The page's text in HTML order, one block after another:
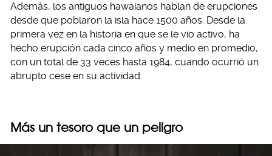
Además, los antiguos hawaianos hablan de erupciones
desde que poblaron la isla hace 1500 años. Desde la
primera vez en la historia en que se le vio activo, ha
hecho erupción cada cinco años y medio en promedio,
con un total de 33 veces hasta 1984, cuando ocurrió un
abrupto cese en su actividad.
Más un tesoro que un peligro